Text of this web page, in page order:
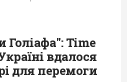
Голіафа": Time
вдалося
для перемоги